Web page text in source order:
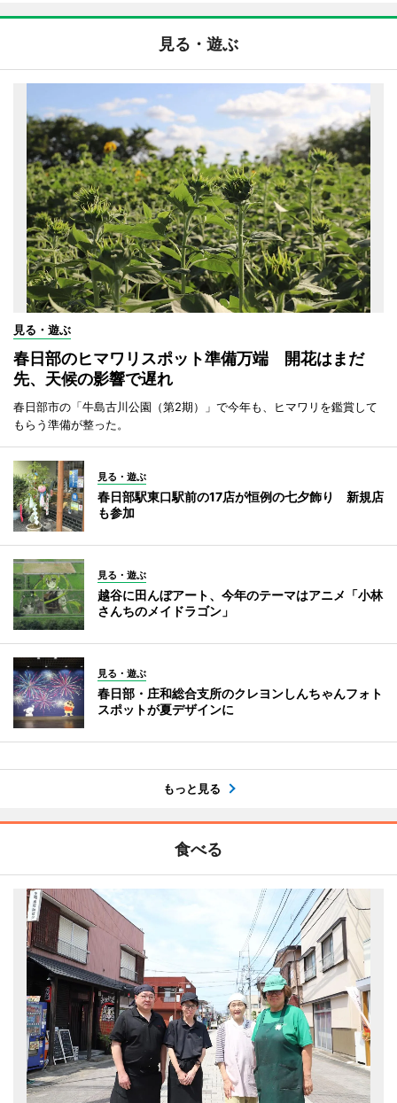
見る・遊ぶ
見る・遊ぶ
春日部のヒマワリスポット準備万端 開花はまだ
先、天候の影響で遅れ
春日部市の「牛島古川公園（第2期）」で今年も、ヒマワリを鑑賞して
もらう準備が整った。
見る・遊ぶ
春日部駅東口駅前の17店が恒例の七夕飾り 新規店
も参加
見る・遊ぶ
越谷に田んぼアート、今年のテーマはアニメ「小林
さんちのメイドラゴン」
見る・遊ぶ
春日部・庄和総合支所のクレヨンしんちゃんフォト
スポットが夏デザインに
もっと見る
食べる